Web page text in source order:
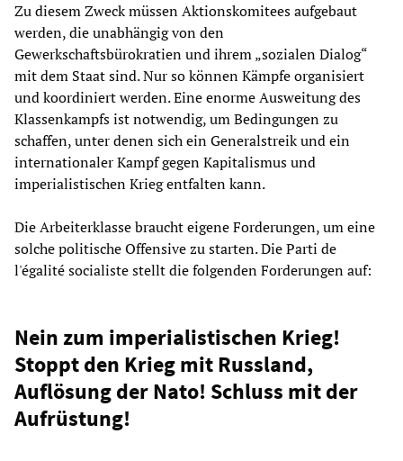
Zu diesem Zweck müssen Aktionskomitees aufgebaut
werden, die unabhängig von den
Gewerkschaftsbürokratien und ihrem „sozialen Dialog“
mit dem Staat sind. Nur so können Kämpfe organisiert
und koordiniert werden. Eine enorme Ausweitung des
Klassenkampfs ist notwendig, um Bedingungen zu
schaffen, unter denen sich ein Generalstreik und ein
internationaler Kampf gegen Kapitalismus und
imperialistischen Krieg entfalten kann.
Die Arbeiterklasse braucht eigene Forderungen, um eine
solche politische Offensive zu starten. Die Parti de
l'égalité socialiste stellt die folgenden Forderungen auf:
Nein zum imperialistischen Krieg!
Stoppt den Krieg mit Russland,
Auflösung der Nato! Schluss mit der
Aufrüstung!